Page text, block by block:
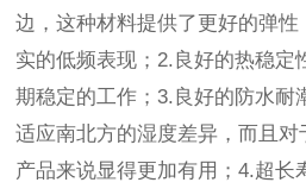
边，这种材料提供了更好的弹
实的低频表现；2.良好的热稳
期稳定的工作；3.良好的防水耐
适应南北方的湿度差异，而且
产品来说显得更加有用；4.超长